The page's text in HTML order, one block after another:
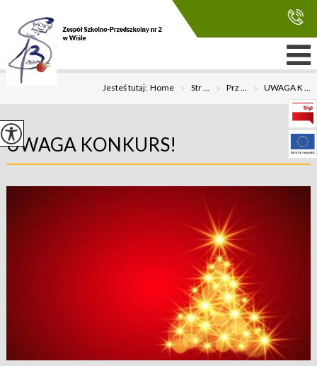
Jesteś tutaj:Home > Str ... > Prz ... > UWAGA K ...
UWAGA KONKURS!